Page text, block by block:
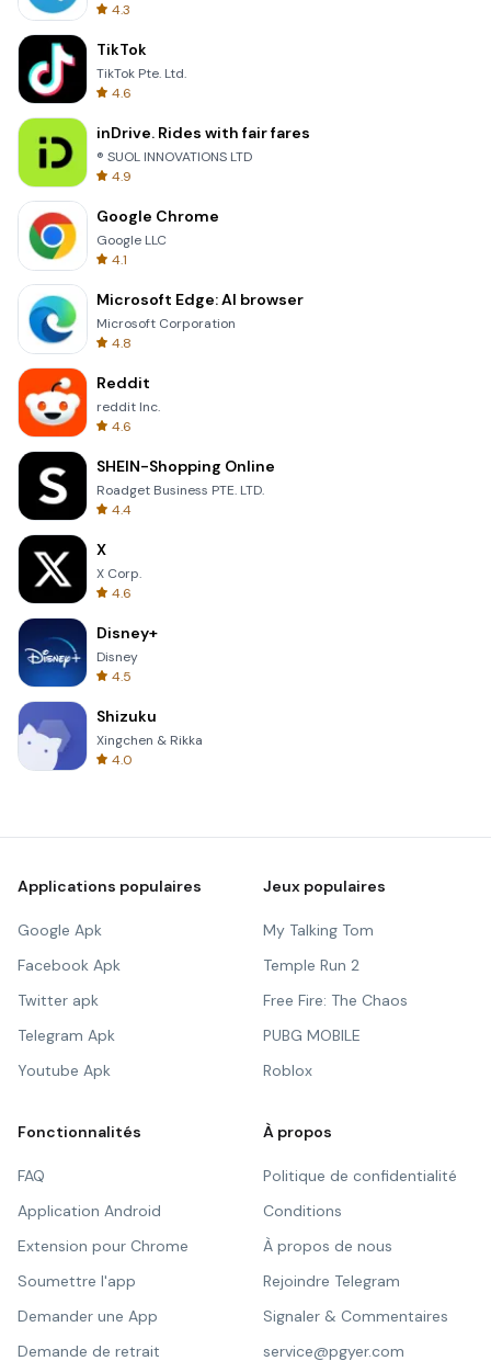
4.3
TikTok
TikTok Pte. Ltd.
4.6
inDrive. Rides with fair fares
® SUOL INNOVATIONS LTD
4.9
Google Chrome
Google LLC
4.1
Microsoft Edge: AI browser
Microsoft Corporation
4.8
Reddit
reddit Inc.
4.6
SHEIN-Shopping Online
Roadget Business PTE. LTD.
4.4
X
X Corp.
4.6
Disney+
Disney
4.5
Shizuku
Xingchen & Rikka
4.0
Applications populaires
Google Apk
Facebook Apk
Twitter apk
Telegram Apk
Youtube Apk
Jeux populaires
My Talking Tom
Temple Run 2
Free Fire: The Chaos
PUBG MOBILE
Roblox
Fonctionnalités
FAQ
Application Android
Extension pour Chrome
Soumettre l'app
Demander une App
Demande de retrait
À propos
Politique de confidentialité
Conditions
À propos de nous
Rejoindre Telegram
Signaler & Commentaires
service@pgyer.com